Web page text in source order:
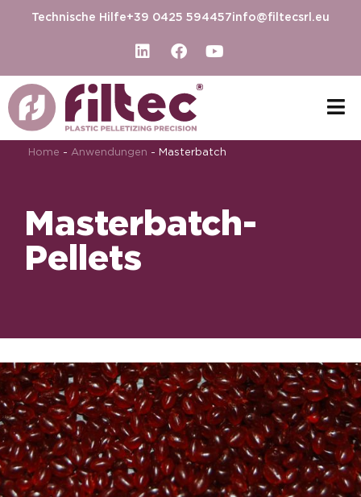
Technische Hilfe+39 0425 594457info@filtecsrl.eu
Home - Anwendungen - Masterbatch
Masterbatch-
Pellets